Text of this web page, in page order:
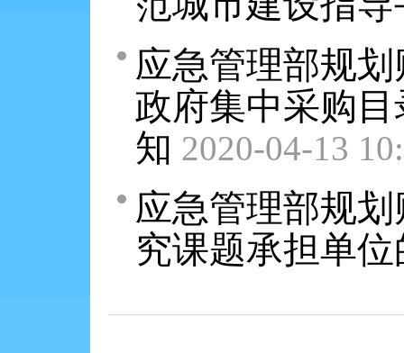
应急管理部规
政府集中采购
知 2020-04-13
应急管理部规
究课题承担单